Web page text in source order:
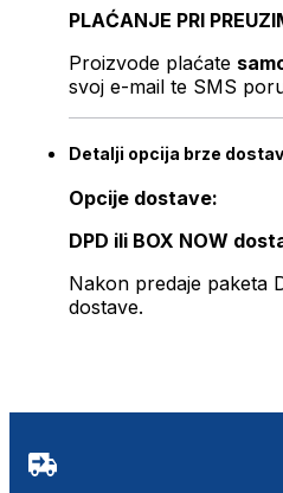
PLAĆANJE PRI
Proizvode plaćate
svoj e-mail te SMS
Detalji opcija brze
Opcije dostave:
DPD ili BOX NOW
Nakon predaje paketa
dostave.